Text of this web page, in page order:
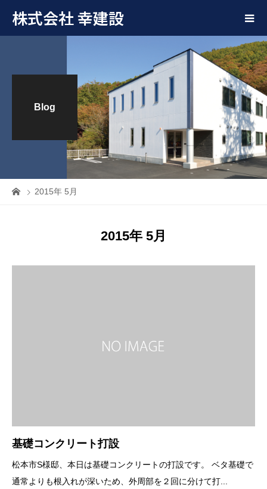
株式会社 幸建設
Blog
2015年 5月
2015年 5月
基礎コンクリート打設
松本市S様邸、本日は基礎コンクリートの打設です。 ベタ基礎で
通常よりも根入れが深いため、外周部を２回に分けて打...